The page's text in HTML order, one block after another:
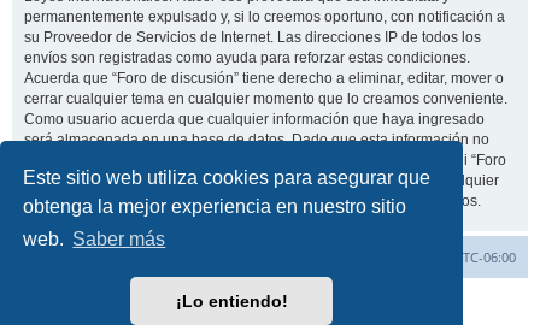
Este sitio web utiliza cookies para asegurar que
obtenga la mejor experiencia en nuestro sitio
web. Saber más
¡Lo entiendo!
permanentemente expulsado y, si lo creemos oportuno, con notificación a
su Proveedor de Servicios de Internet. Las direcciones IP de todos los
envíos son registradas como ayuda para reforzar estas condiciones.
Acuerda que “Foro de discusión” tiene derecho a eliminar, editar, mover o
cerrar cualquier tema en cualquier momento que lo creamos conveniente.
Como usuario acuerda que cualquier información que haya ingresado
será almacenada en una base de datos. Dado que esta información no
será compartida con ninguna tercera parte sin su consentimiento, ni “Foro
de discusión” ni phpBB podrán considerarse responsables por cualquier
intento de hacking que conlleve a que los datos sean comprometidos.
UTC-06:00
Desarrollado porphpBB® Forum Software © phpBB Limited